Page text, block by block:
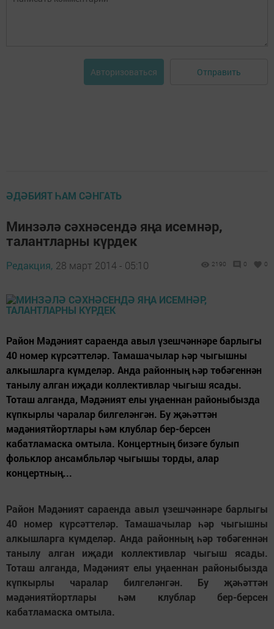
Авторизоваться Отправить
ӘДӘБИЯТ ҺАМ СӘНГАТЬ
Минзәлә сәхнәсендә яңа исемнәр,
талантларны күрдек
Редакция, 28 март 2014 - 05:10 2190 0 0
Район Мәдәният сараенда авыл үзешчәннәре барлыгы
40 номер күрсәттеләр. Тамашачылар һәр чыгышны
алкышларга күмделәр. Анда районның һәр төбәгеннән
танылу алган иҗади коллективлар чыгыш ясады.
Тоташ алганда, Мәдәният елы уңаеннан районыбызда
күпкырлы чаралар билгеләнгән. Бу җәһәттән
мәдәниятйортлары һәм клублар бер-берсен
кабатламаска омтыла. Концертның бизәге булып
фольклор ансамбльләр чыгышы торды, алар
концертның...
Район Мәдәният сараенда авыл үзешчәннәре барлыгы
40 номер күрсәттеләр. Тамашачылар һәр чыгышны
алкышларга күмделәр. Анда районның һәр төбәгеннән
танылу алган иҗади коллективлар чыгыш ясады.
Тоташ алганда, Мәдәният елы уңаеннан районыбызда
күпкырлы чаралар билгеләнгән. Бу җәһәттән
мәдәниятйортлары һәм клублар бер-берсен
кабатламаска омтыла.